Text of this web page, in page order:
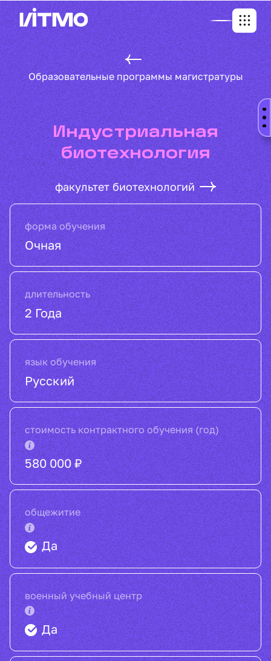
Образовательные программы магистратуры
Индустриальная
биотехнология
факультет биотехнологий
форма обучения
Очная
длительность
2 Года
язык обучения
Русский
стоимость контрактного обучения (год)
580 000 ₽
общежитие
Да
военный учебный центр
Да